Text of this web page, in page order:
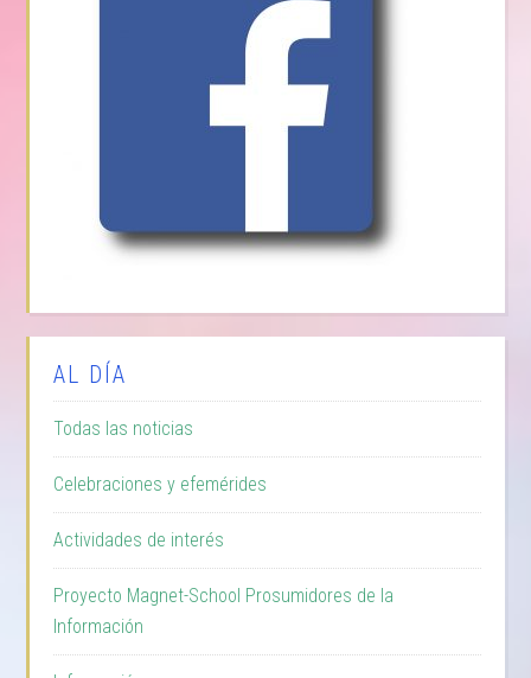
AL DÍA
Todas las noticias
Celebraciones y efemérides
Actividades de interés
Proyecto Magnet-School Prosumidores de la
Información